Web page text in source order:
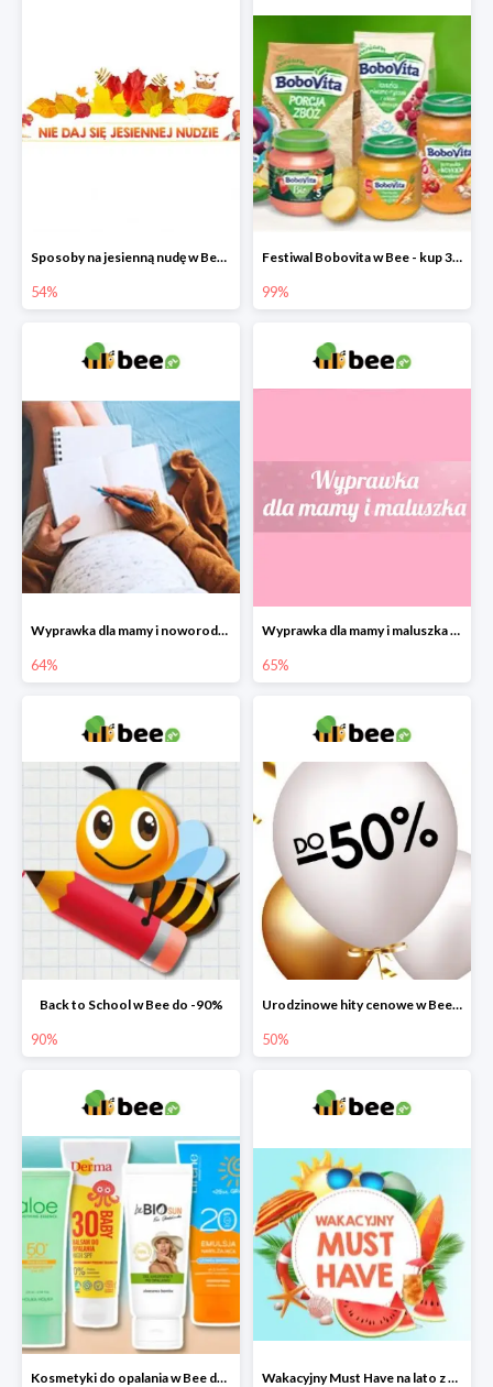
Sposoby na jesienną nudę w Bee do -54%
54%
Festiwal Bobovita w Bee - kup 3 produkty a 4. otrzymasz 99% taniej
99%
Wyprawka dla mamy i noworodka w Bee do -64%
64%
Wyprawka dla mamy i maluszka w Bee do -65%
65%
Back to School w Bee do -90%
90%
Urodzinowe hity cenowe w Bee do -50%
50%
Kosmetyki do opalania w Bee do -46% Wakacyjny Must Have na lato z maluszkiem w Bee do -40%